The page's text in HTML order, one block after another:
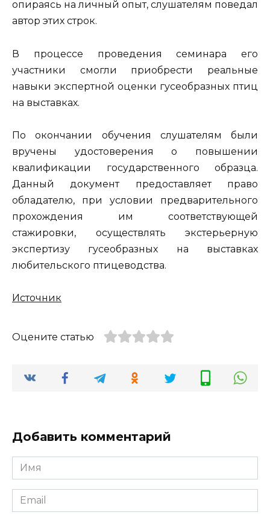
опираясь на личный опыт, слушателям поведал
автор этих строк.
В процессе проведения семинара его
участники смогли приобрести реальные
навыки экспертной оценки гусеобразных птиц
на выставках.
По окончании обучения слушателям были
вручены удостоверения о повышении
квалификации государственного образца.
Данный документ предоставляет право
обладателю, при условии предварительного
прохождения им соответствующей
стажировки, осуществлять экстерьерную
экспертизу гусеобразных на выставках
любительского птицеводства.
Источник
Оцените статью
Добавить комментарий
Имя
*
Email
*